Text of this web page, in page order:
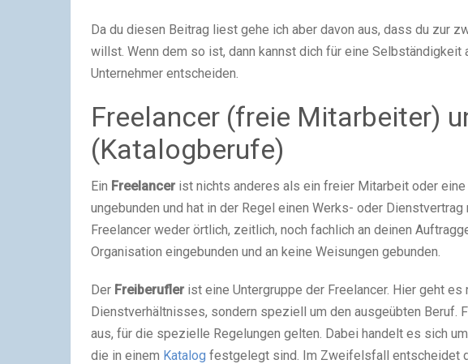
Da du diesen Beitrag liest gehe ich aber davon aus, dass du zur
willst. Wenn dem so ist, dann kannst dich für eine Selbständigkeit
Unternehmer entscheiden.
Freelancer (freie Mitarbeiter)
(Katalogberufe)
Ein Freelancer ist nichts anderes als ein freier Mitarbeit oder
ungebunden und hat in der Regel einen Werks- oder
Freelancer weder örtlich, zeitlich, noch fachlich an deinen
Organisation eingebunden und an keine Weisungen gebunden.
Der Freiberufler ist eine Untergruppe der Freelancer. Hier geht es
Dienstverhältnisses, sondern speziell um den ausgeübten Beruf.
aus, für die spezielle Regelungen gelten. Dabei handelt es sich
die in einem Katalog festgelegt sind. Im Zweifelsfall entscheidet